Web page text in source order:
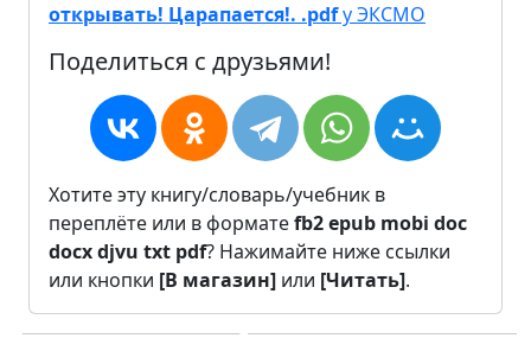
открывать! Царапается!. .pdfу ЭКСМО
Поделиться с друзьями!
Хотите эту книгу/словарь/учебник в
переплёте или в форматеfb2epub mobi doc
docxdjvu txt pdf? Нажимайте ниже ссылки
или кнопки [В магазин] или [Читать].